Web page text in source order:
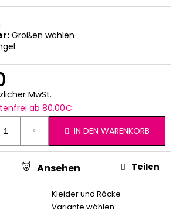
Größen wählen
MwSt.
ab 80,00€
IN DEN WARENKORB
Kleider und Röcke
Variante wählen
Ansehen Teilen